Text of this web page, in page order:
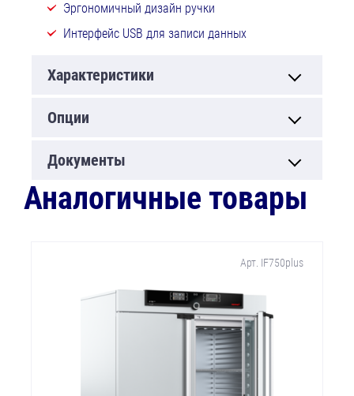
Эргономичный дизайн ручки
Интерфейс USB для записи данных
Характеристики
Опции
Документы
Аналогичные товары
Арт. IF750plus